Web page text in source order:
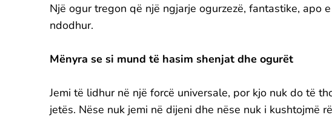
Një ogur tregon që një ngjarje ogurzezë, fantastike, apo
ndodhur.
Mënyra se si mund të hasim shenjat dhe ogurët
Jemi të lidhur në një forcë universale, por kjo nuk do të
jetës. Nëse nuk jemi në dijeni dhe nëse nuk i kushtojmë